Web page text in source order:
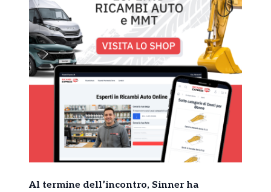
Al termine dell’incontro, Sinner ha